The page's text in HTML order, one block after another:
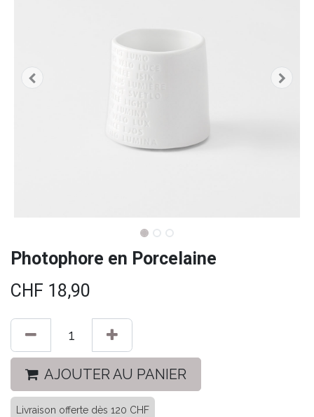
Photophore en Porcelaine
CHF 18,90
AJOUTER AU PANIER
Livraison offerte dès 120 CHF